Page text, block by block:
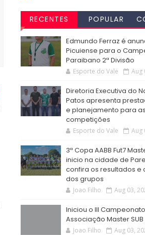
RECENTES POPULAR
Edmundo Ferraz é
Picuiense para o
Paraibano 2ª Divisão
Esporte do Vale Aug
Diretoria Executiva do
Patos apresenta
e planejamento para
competições
Esporte do Vale Aug
3ª Copa AABB Fut7
inicio na cidade de
confira os resultados e
dos grupos
Joao Filho Aug 03,
Iniciou o III
Associação Master SUB
Joao Filho Aug 03,